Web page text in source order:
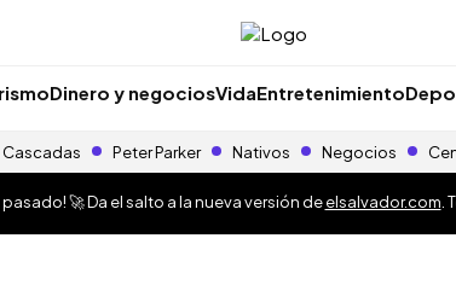
Dinero y negociosVidaEntretenimiento
Cascadas Peter Parker Nativos Negocios
🚀 Da el salto a la nueva versión deelsalvador.com .